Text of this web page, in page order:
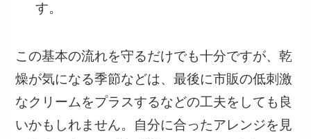
す。
この基本の流れを守るだけでも十分ですが、乾
燥が気になる季節などは、最後に市販の低刺激
なクリームをプラスするなどの工夫をしても良
いかもしれません。自分に合ったアレンジを見